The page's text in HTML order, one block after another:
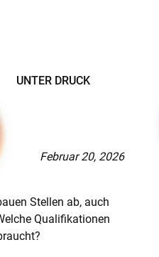
UNTER DRUCK
Februar 20, 2026
Stellen ab, auch
Qualifikationen